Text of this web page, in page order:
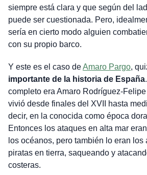
siempre está clara y que según del
puede ser cuestionada. Pero,
sería en cierto modo alguien
con su propio barco.
Y este es el caso deAmaro Pargo,
importante de la historia de España
completo era Amaro Rodríguez-
vivió desde finales del XVII hasta
decir, en la conocida como época
Entonces los ataques en alta mar
los océanos, pero también lo eran los
piratas en tierra, saqueando y
costeras.